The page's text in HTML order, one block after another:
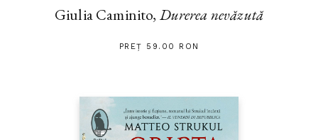
Giulia Caminito, Durerea nevăzută
PREȚ 59.00 RON